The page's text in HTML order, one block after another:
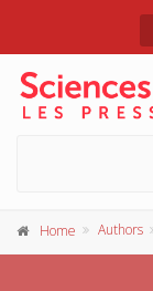
Home Authors